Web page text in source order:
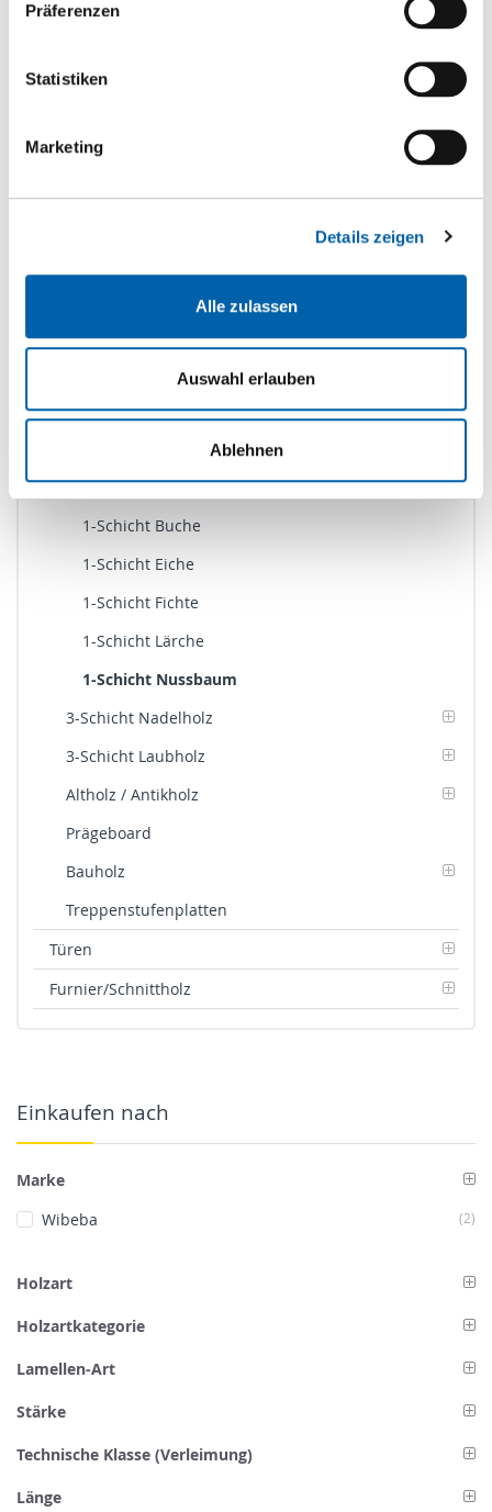
Präferenzen
Statistiken
Marketing
Details zeigen
Alle zulassen
Auswahl erlauben
Ablehnen
Produktkategorien
Kleben
Massivholzpl./ Bauholz
1-Schicht Massivholzplatten
1-Schicht Buche
1-Schicht Eiche
1-Schicht Fichte
1-Schicht Lärche
1-Schicht Nussbaum
3-Schicht Nadelholz
3-Schicht Laubholz
Altholz / Antikholz
Prägeboard
Bauholz
Treppenstufenplatten
Türen
Furnier/Schnittholz
Einkaufen nach
Marke
Wibeba
2
Holzart
Holzartkategorie
Lamellen-Art
Stärke
Technische Klasse (Verleimung)
Länge